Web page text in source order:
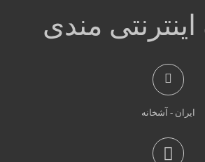
مندی
ایران - آشخانه